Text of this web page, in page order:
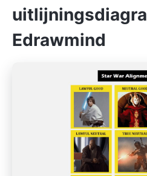
Edrawmind